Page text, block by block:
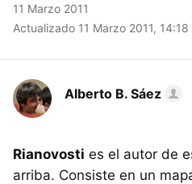
11 Marzo 2011
Actualizado 11 Marzo 2011, 14:18
Alberto B. Sáez
Rianovosti es el autor de
arriba. Consiste en un